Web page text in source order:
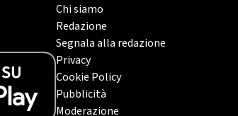
Chi siamo
Redazione
Segnala alla redazione
Privacy
Cookie Policy
Pubblicità
Moderazione